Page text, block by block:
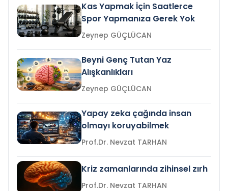
Kas Yapmak İçin Saatlerce
Spor Yapmanıza Gerek Yok
Zeynep GÜÇLÜCAN
Beyni Genç Tutan Yaz
Alışkanlıkları
Zeynep GÜÇLÜCAN
Yapay zeka çağında insan
olmayı koruyabilmek
Prof.Dr. Nevzat TARHAN
Kriz zamanlarında zihinsel zırh
Prof.Dr. Nevzat TARHAN